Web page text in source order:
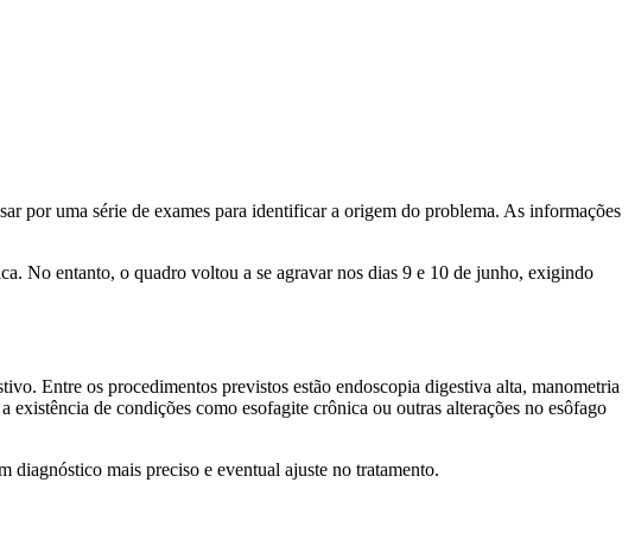
por uma série de exames para identificar a origem do problema. As informações
No entanto, o quadro voltou a se agravar nos dias 9 e 10 de junho, exigindo
Entre os procedimentos previstos estão endoscopia digestiva alta, manometria
de condições como esofagite crônica ou outras alterações no esôfago
diagnóstico mais preciso e eventual ajuste no tratamento.